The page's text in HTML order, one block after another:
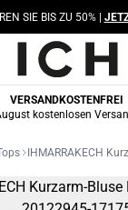
SIE BIS ZU 50% |
VERSANDKOSTENFREI
kostenlosen
IHMARRAKECH